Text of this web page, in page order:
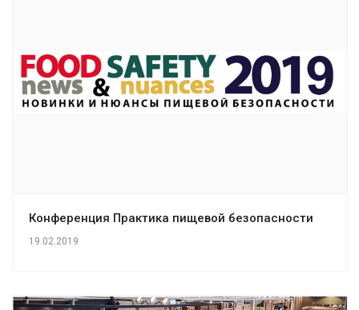
Конференция Практика пищевой безопасности
19.02.2019